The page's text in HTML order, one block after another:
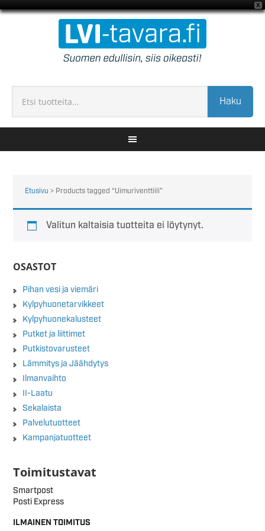
X
Haku
Etusivu > Products tagged “Uimuriventtiili”
Valitun kaltaisia tuotteita ei löytynyt.
OSASTOT
Pihan vesi ja viemäri
Kylpyhuonetarvikkeet
Kylpyhuonekalusteet
Putket ja liittimet
Putkistovarusteet
Lämmitys ja Jäähdytys
Ilmanvaihto
II-Laatu
Sekalaista
Palvelutuotteet
Kampanjatuotteet
Toimitustavat
Smartpost
Posti Express
ILMAINEN TOIMITUS